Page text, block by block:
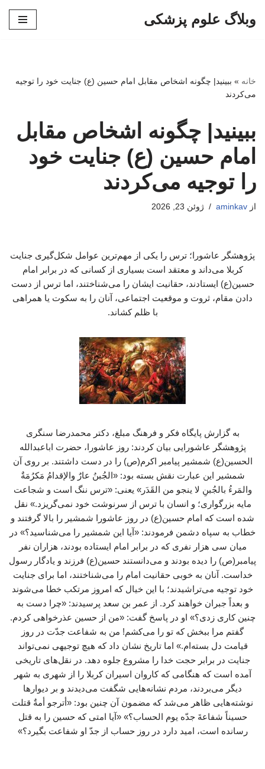
وبلاگ علوم پزشکی
خانه » ببینید| چگونه اشخاص مقابل امام حسین (ع) جنایت خود را توجیه
می‌کردند
ببینید| چگونه اشخاص مقابل
امام حسین (ع) جنایت خود
را توجیه می‌کردند
از aminkav ژوئن 23, 2026
پژوهشگر عاشورا؛ ترس را یکی از مهم‌ترین عوامل شکل‌گیری جنایت
کربلا می‌داند و معتقد است بسیاری از کسانی که در برابر امام
حسین(ع) ایستادند، حقانیت ایشان را می‌شناختند، اما ترس از دست
دادن مقام، ثروت و موقعیت اجتماعی، آنان را به سکوت یا همراهی
با ظلم کشاند.
به گزارش پایگاه فکر و فرهنگ مبلغ، دکتر محمدرضا سنگری
پژوهشگر عاشورایی بیان کردند: روز عاشورا، حضرت اباعبدالله
الحسین(ع) شمشیر پیامبر اکرم(ص) را در دست داشتند. بر روی آن
شمشیر این عبارت نقش بسته بود: «الجُبنُ عارٌ والإقدامُ مَکرُمَةٌ
والمَرءُ بالجُبنِ لا ینجو من القَدَر» یعنی: «ترس ننگ است و شجاعت
مایه بزرگواری؛ و انسان با ترس از سرنوشت خود نمی‌گریزد.» نقل
شده است که امام حسین(ع) در روز عاشورا شمشیر را بالا گرفتند و
خطاب به سپاه دشمن فرمودند: «آیا این شمشیر را می‌شناسید؟» در
میان سی هزار نفری که در برابر امام ایستاده بودند، هزاران نفر
پیامبر(ص) را دیده بودند و می‌دانستند حسین(ع) فرزند و یادگار رسول
خداست. آنان به خوبی حقانیت امام را می‌شناختند، اما برای جنایت
خود توجیه می‌تراشیدند؛ با این خیال که امروز مرتکب خطا می‌شوند
و بعداً جبران خواهند کرد. از عمر بن سعد پرسیدند: «چرا دست به
چنین کاری زدی؟» او در پاسخ گفت: «من از حسین عذرخواهی کردم.
گفتم مرا ببخش که تو را می‌کشم! من به شفاعت جدّت در روز
قیامت دل بسته‌ام.» اما تاریخ نشان داد که هیچ توجیهی نمی‌تواند
جنایت در برابر حجت خدا را مشروع جلوه دهد. در نقل‌های تاریخی
آمده است که هنگامی که کاروان اسیران کربلا را از شهری به شهر
دیگر می‌بردند، مردم نشانه‌هایی شگفت می‌دیدند و بر دیوارها
نوشته‌هایی ظاهر می‌شد که مضمون آن چنین بود: «أترجو أمةٌ قتلت
حسیناً شفاعةَ جدّه یوم الحساب؟» «آیا امتی که حسین را به قتل
رسانده است، امید دارد در روز حساب از جدّ او شفاعت بگیرد؟»